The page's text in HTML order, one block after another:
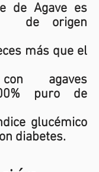
de Agave es
de origen
más que el
agaves
puro de
glucémico
diabetes.